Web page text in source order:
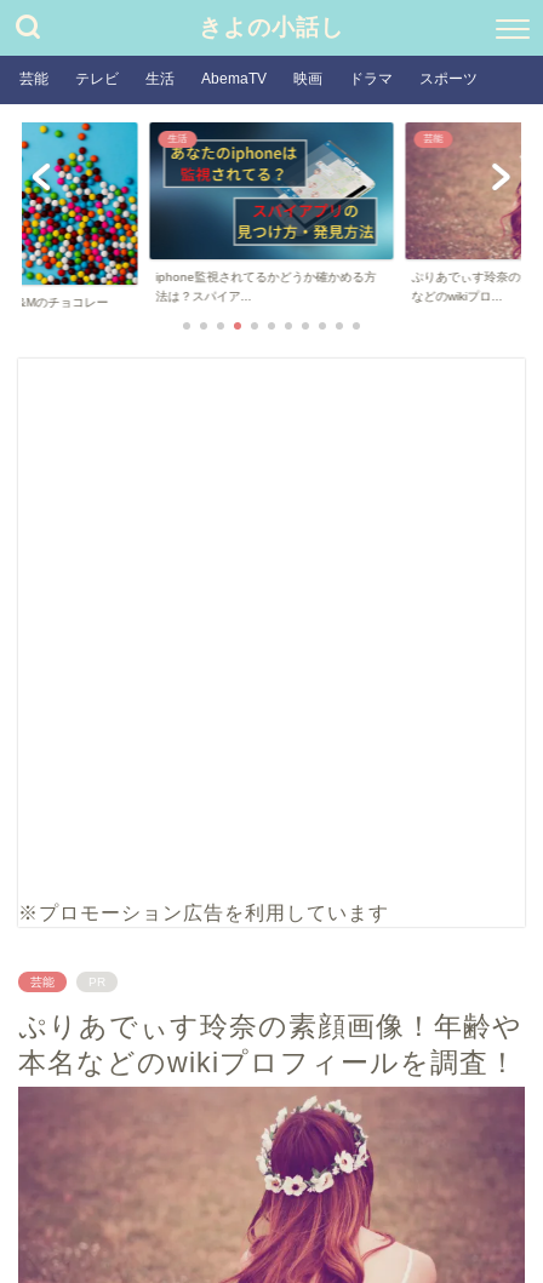
きよの小話し
芸能 テレビ 生活 AbemaTV 映画 ドラマ スポーツ
M&Mのチョコレー
生活
iphone監視されてるかどうか確かめる方
法は？スパイア...
芸能
ぷりあでぃす玲奈の素
などのwikiプロ...
※プロモーション広告を利用しています
芸能 PR
ぷりあでぃす玲奈の素顔画像！年齢や
本名などのwikiプロフィールを調査！